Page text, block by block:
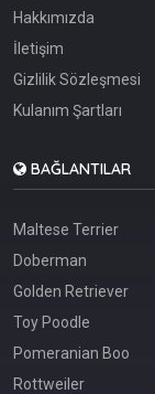
Hakkımızda
İletişim
Gizlilik Sözleşmesi
Kulanım Şartları
BAĞLANTILAR
Maltese Terrier
Doberman
Golden Retriever
Toy Poodle
Pomeranian Boo
Rottweiler